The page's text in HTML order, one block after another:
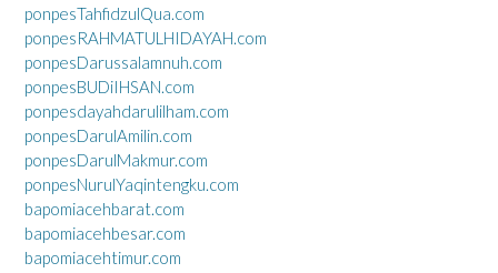
ponpesTahfidzulQua.com
ponpesRAHMATULHIDAYAH.com
ponpesDarussalamnuh.com
ponpesBUDiIHSAN.com
ponpesdayahdarulilham.com
ponpesDarulAmilin.com
ponpesDarulMakmur.com
ponpesNurulYaqintengku.com
bapomiacehbarat.com
bapomiacehbesar.com
bapomiacehtimur.com